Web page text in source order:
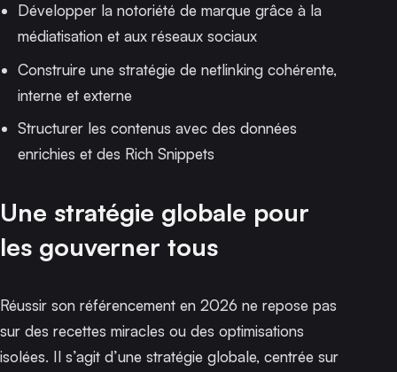
Développer la notoriété de marque grâce à la
médiatisation et aux réseaux sociaux
Construire une stratégie de netlinking cohérente,
interne et externe
Structurer les contenus avec des données
enrichies et des Rich Snippets
Une stratégie globale pour
les gouverner tous
Réussir son référencement en 2026 ne repose pas
sur des recettes miracles ou des optimisations
isolées. Il s’agit d’une stratégie globale, centrée sur